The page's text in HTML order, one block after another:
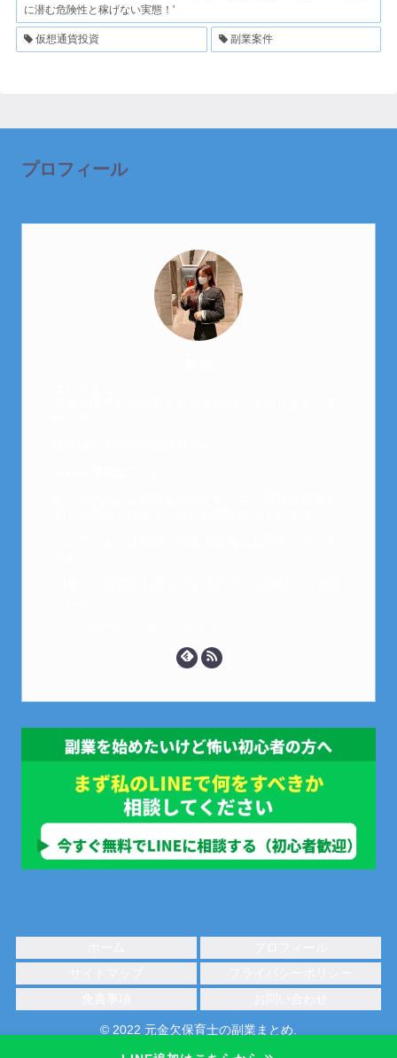
に潜む危険性と稼げない実態！'
仮想通貨投資 副業案件
プロフィール
© 2022 元金欠保育士の副業まとめ.